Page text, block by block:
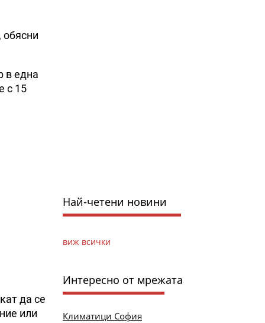
обясни
в една
с 15
да се
или
Най-четени новини
виж всички
Интересно от мрежата
Климатици София